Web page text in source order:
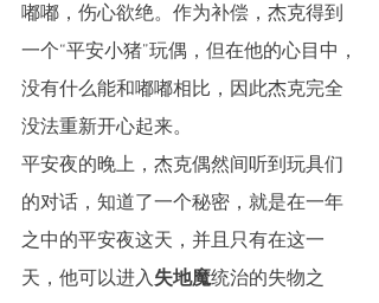
嘟嘟，伤心欲绝。作为补偿，杰克得到
一个“平安小猪”玩偶，但在他的心目中，
没有什么能和嘟嘟相比，因此杰克完全
没法重新开心起来。
平安夜的晚上，杰克偶然间听到玩具们
的对话，知道了一个秘密，就是在一年
之中的平安夜这天，并且只有在这一
天，他可以进入失地魔统治的失物之